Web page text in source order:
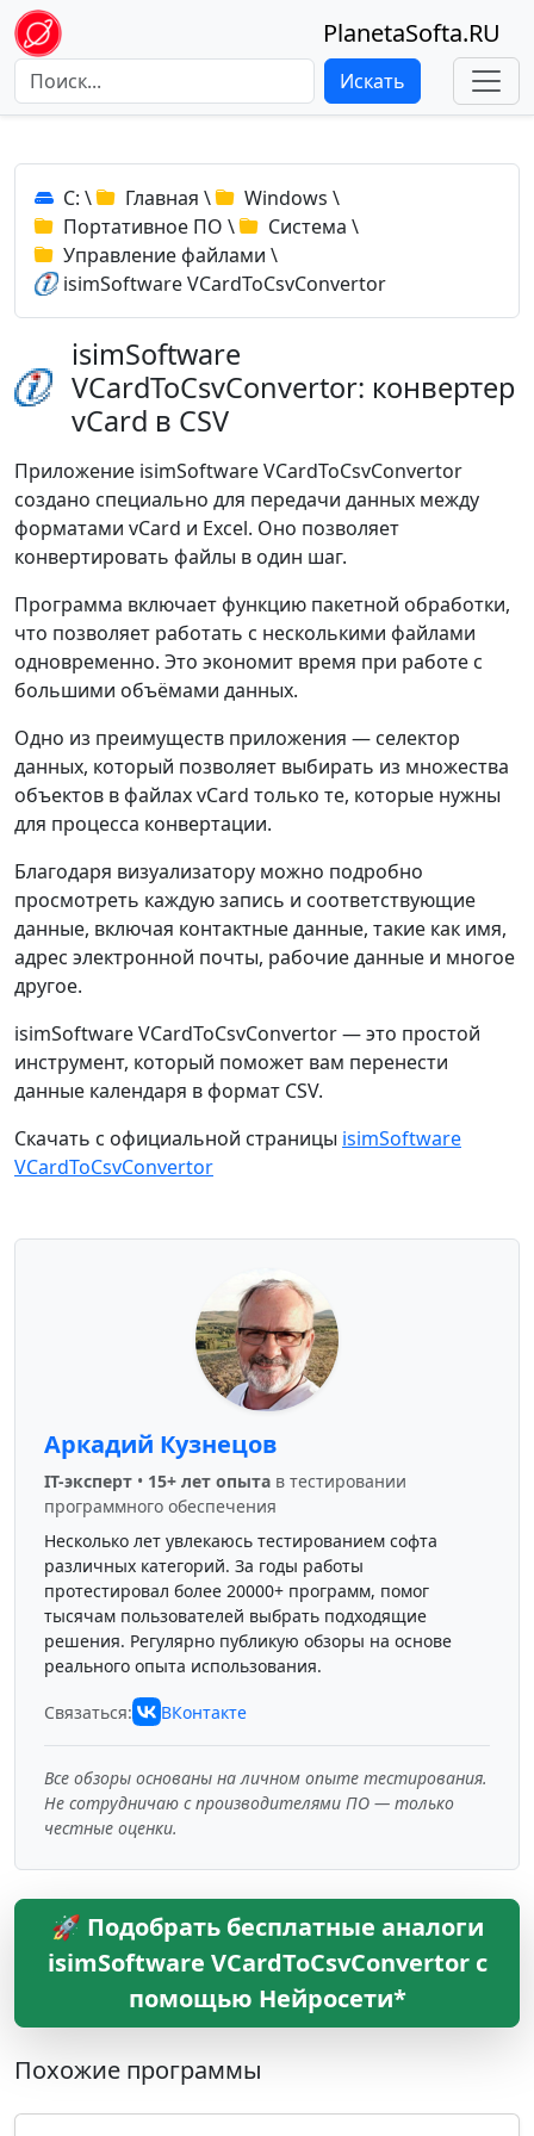
PlanetaSofta.RU
Искать
C: \ Главная \ Windows \
Портативное ПО \ Система \
Управление файлами \
isimSoftware VCardToCsvConvertor
isimSoftware
VCardToCsvConvertor: конвертер
vCard в CSV
Приложение isimSoftware VCardToCsvConvertor
создано специально для передачи данных между
форматами vCard и Excel. Оно позволяет
конвертировать файлы в один шаг.
Программа включает функцию пакетной обработки,
что позволяет работать с несколькими файлами
одновременно. Это экономит время при работе с
большими объёмами данных.
Одно из преимуществ приложения — селектор
данных, который позволяет выбирать из множества
объектов в файлах vCard только те, которые нужны
для процесса конвертации.
Благодаря визуализатору можно подробно
просмотреть каждую запись и соответствующие
данные, включая контактные данные, такие как имя,
адрес электронной почты, рабочие данные и многое
другое.
isimSoftware VCardToCsvConvertor — это простой
инструмент, который поможет вам перенести
данные календаря в формат CSV.
Скачать с официальной страницы isimSoftware
VCardToCsvConvertor
Аркадий Кузнецов
IT-эксперт • 15+ лет опыта в тестировании
программного обеспечения
Несколько лет увлекаюсь тестированием софта
различных категорий. За годы работы
протестировал более 20000+ программ, помог
тысячам пользователей выбрать подходящие
решения. Регулярно публикую обзоры на основе
реального опыта использования.
Связаться: ВКонтакте
Все обзоры основаны на личном опыте тестирования.
Не сотрудничаю с производителями ПО — только
честные оценки.
🚀 Подобрать бесплатные аналоги
isimSoftware VCardToCsvConvertor с
помощью Нейросети*
Похожие программы